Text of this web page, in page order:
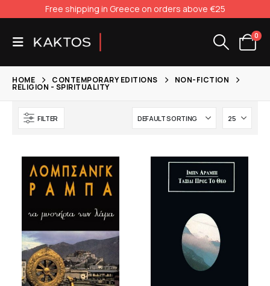
Free shipping in Greece on orders above €25
0
HOME CONTEMPORARY EDITIONS NON-FICTION
RELIGION - SPIRITUALITY
FILTER